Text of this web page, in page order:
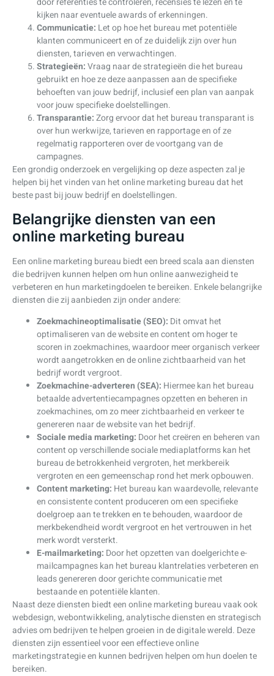
kijken naar eventuele awards of erkenningen.
Communicatie: Let op hoe het bureau met potentiële
klanten communiceert en of ze duidelijk zijn over hun
diensten, tarieven en verwachtingen.
Strategieën:Vraag naar de strategieën die het bureau
gebruikt en hoe ze deze aanpassen aan de specifieke
behoeften van jouw bedrijf, inclusief een plan van aanpak
voor jouw specifieke doelstellingen.
Transparantie:Zorg ervoor dat het bureau transparant is
over hun werkwijze, tarieven en rapportage en of ze
regelmatig rapporteren over de voortgang van de
campagnes.
Een grondig onderzoek en vergelijking op deze aspecten zal je
helpen bij het vinden van het online marketing bureau dat het
beste past bij jouw bedrijf en doelstellingen.
Belangrijke diensten van een
online marketing bureau
Een online marketing bureau biedt een breed scala aan diensten
die bedrijven kunnen helpen om hun online aanwezigheid te
verbeteren en hun marketingdoelen te bereiken. Enkele belangrijke
diensten die zij aanbieden zijn onder andere:
Zoekmachineoptimalisatie (SEO): Dit omvat het
optimaliseren van de website en content om hoger te
scoren in zoekmachines, waardoor meer organisch verkeer
wordt aangetrokken en de online zichtbaarheid van het
bedrijf wordt vergroot.
Zoekmachine-adverteren (SEA): Hiermee kan het bureau
betaalde advertentiecampagnes opzetten en beheren in
zoekmachines, om zo meer zichtbaarheid en verkeer te
genereren naar de website van het bedrijf.
Sociale media marketing: Door het creëren en beheren van
content op verschillende sociale mediaplatforms kan het
bureau de betrokkenheid vergroten, het merkbereik
vergroten en een gemeenschap rond het merk opbouwen.
Content marketing: Het bureau kan waardevolle, relevante
en consistente content produceren om een specifieke
doelgroep aan te trekken en te behouden, waardoor de
merkbekendheid wordt vergroot en het vertrouwen in het
merk wordt versterkt.
E-mailmarketing: Door het opzetten van doelgerichte e-
mailcampagnes kan het bureau klantrelaties verbeteren en
leads genereren door gerichte communicatie met
bestaande en potentiële klanten.
Naast deze diensten biedt een online marketing bureau vaak ook
webdesign, webontwikkeling, analytische diensten en strategisch
advies om bedrijven te helpen groeien in de digitale wereld. Deze
diensten zijn essentieel voor een effectieve online
marketingstrategie en kunnen bedrijven helpen om hun doelen te
bereiken.